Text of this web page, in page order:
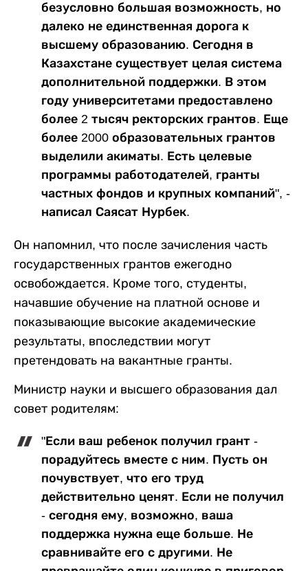
безусловно большая возможность, но
далеко не единственная дорога к
высшему образованию. Сегодня в
Казахстане существует целая система
дополнительной поддержки. В этом
году университетами предоставлено
более 2 тысяч ректорских грантов. Еще
более 2000 образовательных грантов
выделили акиматы. Есть целевые
программы работодателей, гранты
частных фондов и крупных компаний", -
написал Саясат Нурбек.
Он напомнил, что после зачисления часть
государственных грантов ежегодно
освобождается. Кроме того, студенты,
начавшие обучение на платной основе и
показывающие высокие академические
результаты, впоследствии могут
претендовать на вакантные гранты.
Министр науки и высшего образования дал
совет родителям:
"Если ваш ребенок получил грант -
порадуйтесь вместе с ним. Пусть он
почувствует, что его труд
действительно ценят. Если не получил
- сегодня ему, возможно, ваша
поддержка нужна еще больше. Не
сравнивайте его с другими. Не